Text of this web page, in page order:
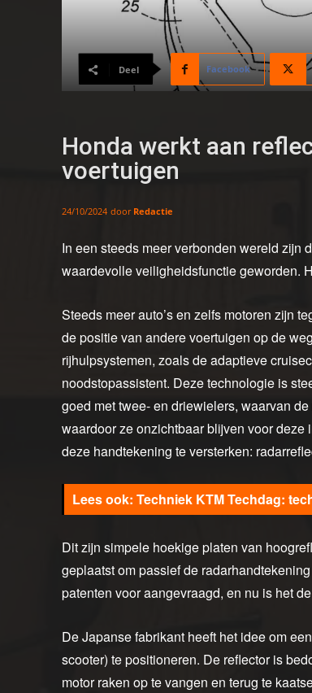
Deel Facebook
Honda werkt aan
voertuigen
24/10/2024 door Redactie
In een steeds meer verbonden wereld zijn
waardevolle veiligheidsfunctie geworden.
Steeds meer auto’s en zelfs motoren zijn
de positie van andere voertuigen op de
rijhulpsystemen, zoals de adaptieve
noodstopassistent. Deze technologie is
goed met twee- en driewielers, waarvan
waardoor ze onzichtbaar blijven voor
deze handtekening te versterken:
Techniek KTM Techdag:
Dit zijn simpele hoekige platen van
geplaatst om passief de
patenten voor aangevraagd, en nu is het
De Japanse fabrikant heeft het idee om
scooter) te positioneren. De reflector is
motor raken op te vangen en terug te